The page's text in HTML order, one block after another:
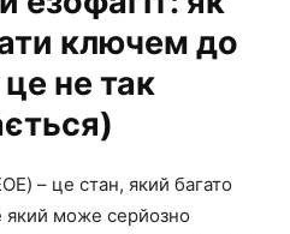
ключем до
це не так
– це стан, який багато
який може серйозно